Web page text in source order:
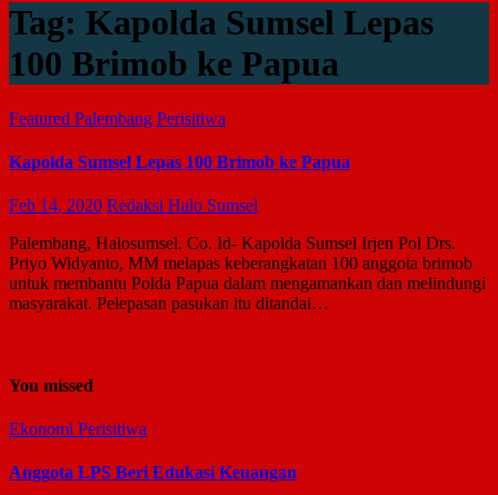
Tag: Kapolda Sumsel Lepas
100 Brimob ke Papua
Featured Palembang Perisitiwa
Kapolda Sumsel Lepas 100 Brimob ke Papua
Feb 14, 2020 Redaksi Halo Sumsel
Palembang, Halosumsel. Co. Id- Kapolda Sumsel Irjen Pol Drs.
Priyo Widyanto, MM melapas keberangkatan 100 anggota brimob
untuk membantu Polda Papua dalam mengamankan dan melindungi
masyarakat. Pelepasan pasukan itu ditandai…
You missed
Ekonomi Perisitiwa
Anggota LPS Beri Edukasi Keuangan